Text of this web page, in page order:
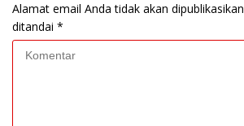
Alamat email Anda tidak akan
ditandai *